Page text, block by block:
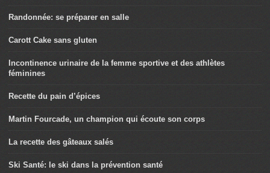
Randonnée: se préparer en salle
Carott Cake sans gluten
Incontinence urinaire de la femme sportive et des athlètes
féminines
Recette du pain d’épices
Martin Fourcade, un champion qui écoute son corps
La recette des gâteaux salés
Ski Santé: le ski dans la prévention santé